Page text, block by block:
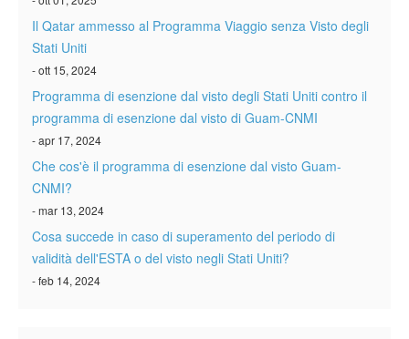
Il Qatar ammesso al Programma Viaggio senza Visto degli
Stati Uniti
- ott 15, 2024
Programma di esenzione dal visto degli Stati Uniti contro il
programma di esenzione dal visto di Guam-CNMI
- apr 17, 2024
Che cos'è il programma di esenzione dal visto Guam-
CNMI?
- mar 13, 2024
Cosa succede in caso di superamento del periodo di
validità dell'ESTA o del visto negli Stati Uniti?
- feb 14, 2024